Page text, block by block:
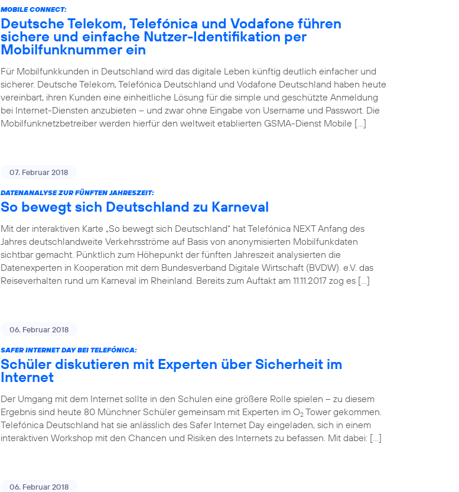
MOBILE CONNECT:
Deutsche Telekom, Telefónica und Vodafone führen
sichere und einfache Nutzer-Identifikation per
Mobilfunknummer ein
Für Mobilfunkkunden in Deutschland wird das digitale Leben künftig deutlich einfacher und
sicherer. Deutsche Telekom, Telefónica Deutschland und Vodafone Deutschland haben heute
vereinbart, ihren Kunden eine einheitliche Lösung für die simple und geschützte Anmeldung
bei Internet-Diensten anzubieten – und zwar ohne Eingabe von Username und Passwort. Die
Mobilfunknetzbetreiber werden hierfür den weltweit etablierten GSMA-Dienst Mobile […]
07. Februar 2018
DATENANALYSE ZUR FÜNFTEN JAHRESZEIT:
So bewegt sich Deutschland zu Karneval
Mit der interaktiven Karte „So bewegt sich Deutschland“ hat Telefónica NEXT Anfang des
Jahres deutschlandweite Verkehrsströme auf Basis von anonymisierten Mobilfunkdaten
sichtbar gemacht. Pünktlich zum Höhepunkt der fünften Jahreszeit analysierten die
Datenexperten in Kooperation mit dem Bundesverband Digitale Wirtschaft (BVDW). e.V. das
Reiseverhalten rund um Karneval im Rheinland. Bereits zum Auftakt am 11.11.2017 zog es […]
06. Februar 2018
SAFER INTERNET DAY BEI TELEFÓNICA:
Schüler diskutieren mit Experten über Sicherheit im
Internet
Der Umgang mit dem Internet sollte in den Schulen eine größere Rolle spielen – zu diesem
Ergebnis sind heute 80 Münchner Schüler gemeinsam mit Experten im O2 Tower gekommen.
Telefónica Deutschland hat sie anlässlich des Safer Internet Day eingeladen, sich in einem
interaktiven Workshop mit den Chancen und Risiken des Internets zu befassen. Mit dabei: […]
06. Februar 2018